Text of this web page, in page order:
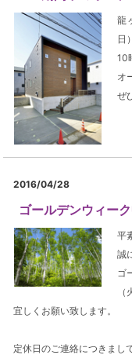
龍
日
10
オ
ぜ
2016/04/28
ゴールデンウィー
平
誠
ゴ
宜しくお願い致します。
定休日のご連絡につきまして